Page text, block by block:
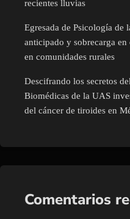
recientes lluvias
Egresada de Psicología de
anticipado y sobrecarga
en comunidades rurales
Descifrando los secretos
Biomédicas de la UAS
del cáncer de tiroides en
Comentarios